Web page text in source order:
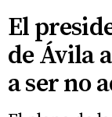
El
de Ávila
a ser no